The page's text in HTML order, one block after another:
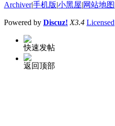
Archiver|手机版 小黑屋 网站地图
Powered by Discuz! X3.4 Licensed
快速发帖
返回顶部